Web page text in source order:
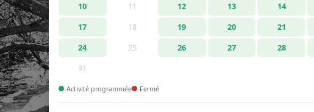
10
11 12 13 14
17
18 19 20 21
24
25 26 27 28
31
Activité programmée Fermé